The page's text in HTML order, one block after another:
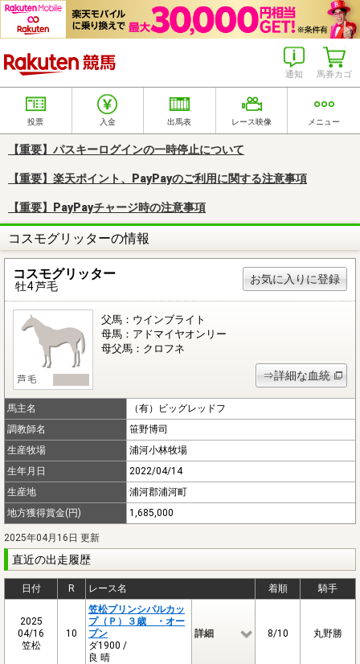
馬券カゴ
通知
投票 入金 出馬表 レース映像 メニュー
【重要】パスキーログインの一時停止について
【重要】楽天ポイント、PayPayのご利用に関する注意事項
【重要】PayPayチャージ時の注意事項
コスモグリッターの情報
コスモグリッター
牡4 芦毛
お気に入りに登録
父馬：ウインブライト
母馬：アドマイヤオンリー
母父馬：クロフネ
⇒詳細な血統
馬主名
（有）ビッグレッドフ
調教師名
笹野博司
生産牧場
浦河小林牧場
生年月日
2022/04/14
生産地
浦河郡浦河町
地方獲得賞金(円)
1,685,000
2025年04月16日 更新
直近の出走履歴
日付 R レース名 着順 騎手
2025
04/16
笠松
10
笠松プリンシパルカッ
プ（Ｐ）３歳 ・オー
プン
ダ1900 /
良 晴
詳細 8/10 丸野勝